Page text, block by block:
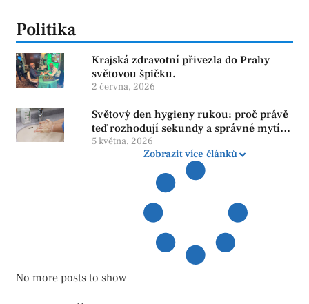
Politika
Krajská zdravotní přivezla do Prahy
světovou špičku.
2 června, 2026
Světový den hygieny rukou: proč právě
teď rozhodují sekundy a správné mytí
rukou
5 května, 2026
Zobrazit více článků
No more posts to show